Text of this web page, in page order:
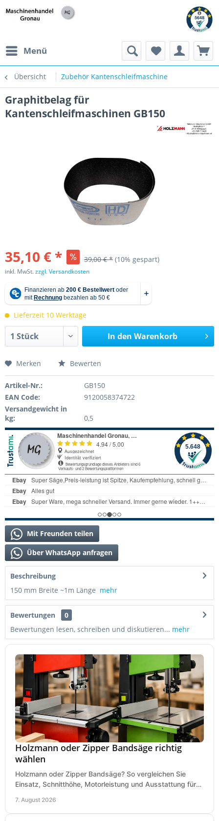
Menü
Übersicht Zubehör Kantenschleifmaschine
Graphitbelag für
Kantenschleifmaschinen GB150
35,10 € * 39,00 € * (10% gespart)
inkl. MwSt.zzgl. Versandkosten
Lieferzeit 10 Werktage
In den Warenkorb
Merken Bewerten
Artikel-Nr.:
GB150
EAN Code:
9120058374722
Versandgewicht in
kg:
0,5
Mit Freunden teilen
Über WhatsApp anfragen
Beschreibung
150 mm Breite ~1m Länge mehr
Bewertungen
0
Bewertungen lesen, schreiben und diskutieren... mehr
Holzmann oder Zipper Bandsäge richtig
wählen
Holzmann oder Zipper Bandsäge? So vergleichen Sie
Einsatz, Schnitthöhe, Motorleistung und Ausstattung für
7. August 2026